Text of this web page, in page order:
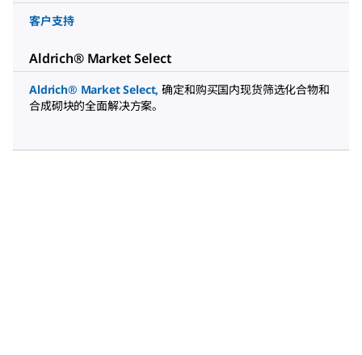
客户支持
Aldrich® Market Select
Aldrich® Market Select, 确定和购买国内现货筛选化合物和
合成砌块的全面解决方案。